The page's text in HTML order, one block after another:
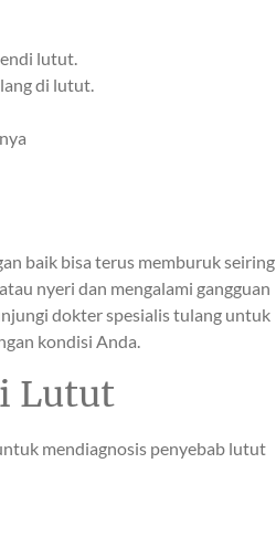
lutut.
di lutut.
baik bisa terus memburuk seiring
nyeri dan mengalami gangguan
dokter spesialis tulang untuk
kondisi Anda.
Lutut
mendiagnosis penyebab lutut